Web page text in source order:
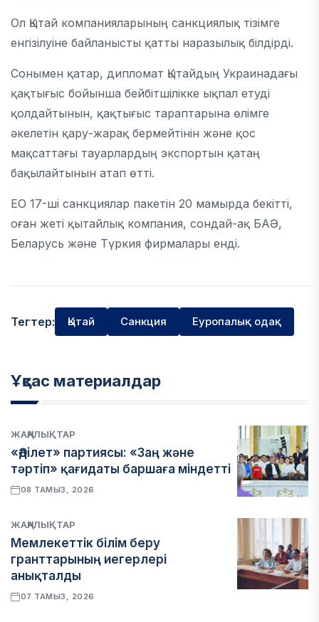
Ол Қытай компанияларының санкциялық тізімге
енгізілуіне байланысты қатты наразылық білдірді.
Сонымен қатар, дипломат Қытайдың Украинадағы
қақтығыс бойынша бейбітшілікке ықпал етуді
қолдайтынын, қақтығыс тараптарына өлімге
әкелетін қару-жарақ бермейтінін және қос
мақсаттағы тауарлардың экспортын қатаң
бақылайтынын атап өтті.
ЕО 17-ші санкциялар пакетін 20 мамырда бекітті,
оған жеті қытайлық компания, сондай-ақ БАӘ,
Беларусь және Түркия фирмалары енді.
Тегтер: Қытай Санкция Еуропалық одақ
Ұқсас материалдар
ЖАҢАЛЫҚТАР
«Әділет» партиясы: «Заң және
тәртіп» қағидаты баршаға міндетті
08 ТАМЫЗ, 2026
ЖАҢАЛЫҚТАР
Мемлекеттік білім беру
гранттарының иегерлері
анықталды
07 ТАМЫЗ, 2026